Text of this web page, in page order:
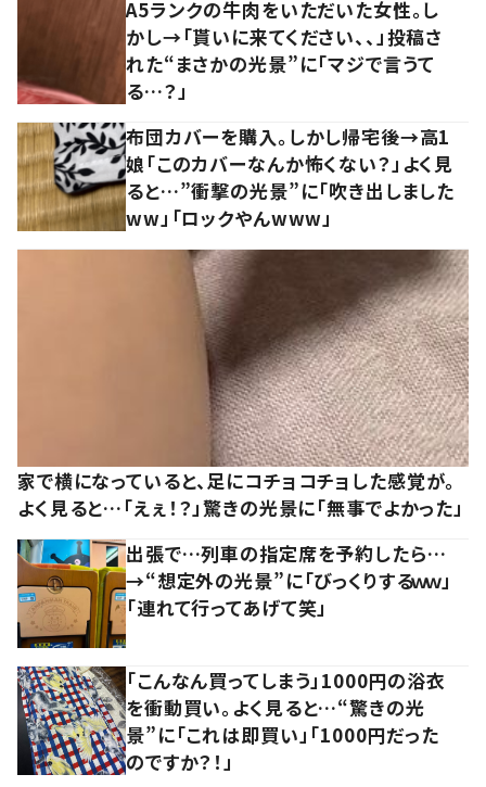
A5ランクの牛肉をいただいた女性。し
かし→「貰いに来てください、、」投稿さ
れた“まさかの光景”に「マジで言うて
る…？」
布団カバーを購入。しかし帰宅後→高1
娘「このカバーなんか怖くない？」よく見
ると…”衝撃の光景”に「吹き出しました
ww」「ロックやんwww」
家で横になっていると、足にコチョコチョした感覚が。
よく見ると…「えぇ！？」驚きの光景に「無事でよかった」
出張で…列車の指定席を予約したら…
→“想定外の光景”に「びっくりするｗｗ」
「連れて行ってあげて笑」
「こんなん買ってしまう」1000円の浴衣
を衝動買い。よく見ると…“驚きの光
景”に「これは即買い」「1000円だった
のですか？！」